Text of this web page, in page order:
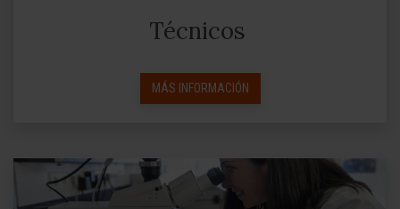
Técnicos
MÁS INFORMACIÓN